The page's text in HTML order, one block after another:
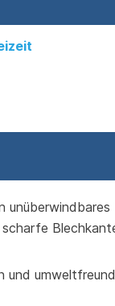
unüberwindbares
und